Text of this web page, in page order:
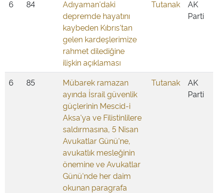
6 84
Adıyaman'daki
depremde hayatını
kaybeden Kıbrıs'tan
gelen kardeşlerimize
rahmet dilediğine
ilişkin açıklaması
Tutanak
AK
Parti
6 85
Mübarek ramazan
ayında İsrail güvenlik
güçlerinin Mescid-i
Aksa'ya ve Filistinlilere
saldırmasına, 5 Nisan
Avukatlar Günü'ne,
avukatlık mesleğinin
önemine ve Avukatlar
Günü'nde her daim
okunan paragrafa
Tutanak
AK
Parti